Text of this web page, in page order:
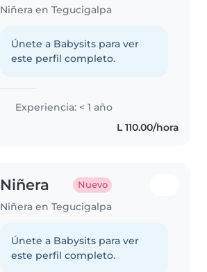
Niñera en Tegucigalpa
Únete a Babysits para ver
este perfil completo.
Experiencia: < 1 año
L 110.00/hora
Niñera Nuevo
Niñera en Tegucigalpa
Únete a Babysits para ver
este perfil completo.